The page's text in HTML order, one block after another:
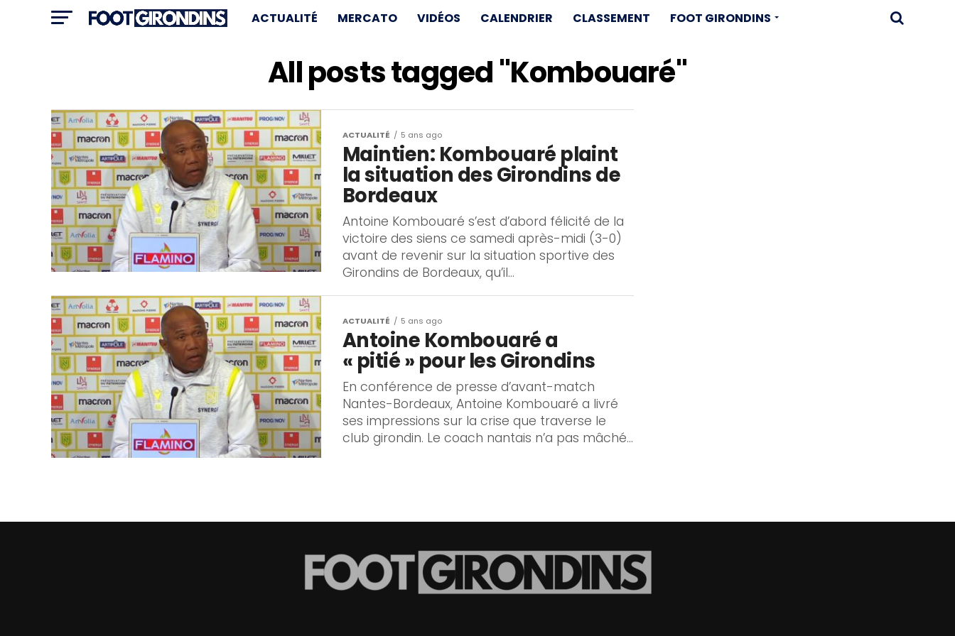
ACTUALITÉ MERCATO VIDÉOS CALENDRIER CLASSEMENT FOOT GIRONDINS
All posts tagged "Kombouaré"
ACTUALITÉ 5 ans ago
Maintien: Kombouaré plaint
la situation des Girondins de
Bordeaux
Antoine Kombouaré s’est d’abord félicité de la
victoire des siens ce samedi après-midi (3-0)
avant de revenir sur la situation sportive des
Girondins de Bordeaux, qu’il...
ACTUALITÉ 5 ans ago
Antoine Kombouaré a
« pitié » pour les Girondins
En conférence de presse d’avant-match
Nantes-Bordeaux, Antoine Kombouaré a livré
ses impressions sur la crise que traverse le
club girondin. Le coach nantais n’a pas mâché...